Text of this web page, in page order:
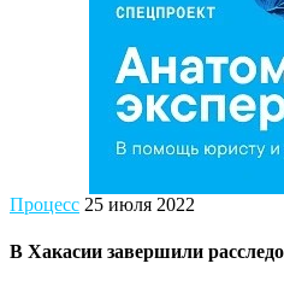
Процесс 25 июля 2022
В Хакасии завершили